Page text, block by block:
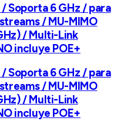
Soporta 6 GHz / para
/ MU-MIMO
/ Multi-Link
incluye POE+
Soporta 6 GHz / para
/ MU-MIMO
/ Multi-Link
incluye POE+